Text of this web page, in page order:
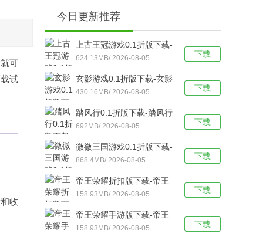
可
试
收
今日更新推荐
下载
上古王冠游戏0.1折版下载-
上古王冠(0.1折官方正版)
福利版 v1.0安卓版下载
624.13MB/ 2026-08-05
下载
玄影游戏0.1折版下载-玄影
（0.1折盗帅送真充）手游
v1.0.0安卓版下载
430.16MB/ 2026-08-05
下载
踏风行0.1折版下载-踏风行
折扣版 v3.0.1安卓版下载
692MB/ 2026-08-05
下载
微微三国游戏0.1折版下载-
微微三国福利版 v1.0安卓
版下载
868.4MB/ 2026-08-05
下载
帝王荣耀折扣版下载-帝王
荣耀满VIP福利版v9.0安卓
版下载
158.93MB/ 2026-08-05
下载
帝王荣耀手游版下载-帝王
荣耀鬼服资源独享版 v9.0
158.93MB/ 2026-08-05